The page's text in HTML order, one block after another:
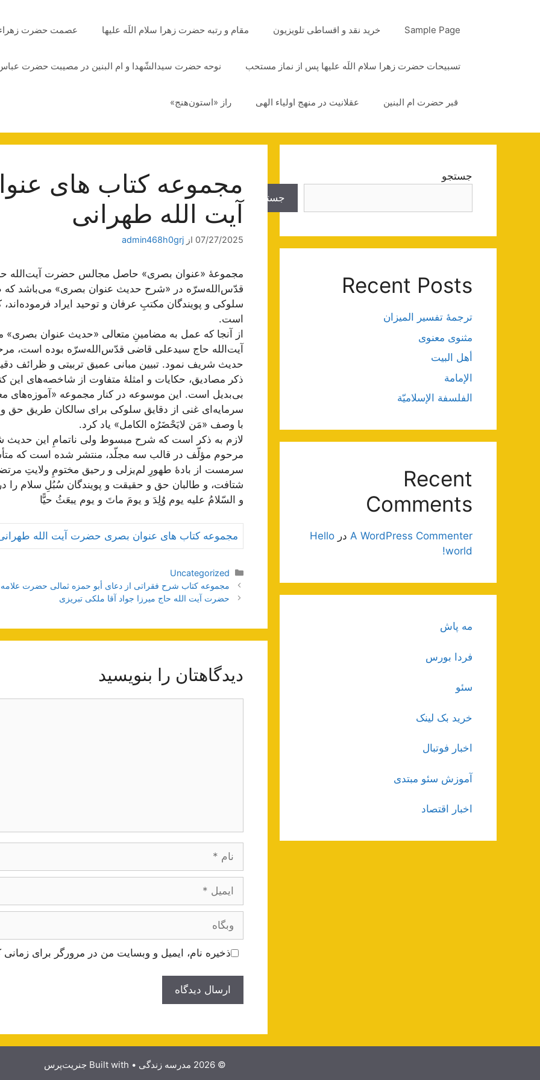
Sample Page خرید نقد و اقساطی تلویزیون مقام و رتبه حضرت زهرا سلام اللَه علیها عصمت حضرت زهراء
تسبیحات حضرت زهرا سلام اللَه علیها پس از نماز مستحب نوحه حضرت سیدالشّهدا و ام البنین در مصیبت حضرت عباس
قبر حضرت ام البنین عقلانیت در منهج اولیاء الهی راز «استون‌هنج»
مجموعه کتاب های
آیت الله طهرانی
07/27/2025 از admin468h0grj
مجموعۀ «عنوان بصری» حاصل مجالس حضرت آیت‌الله
قدّس‌الله‌سرّه در «شرح حدیث عنوان بصری» می‌باشد که
سلوکی و پویندگان مکتبِ عرفان و توحید ایراد
است.
از آنجا که عمل به مضامینِ متعالی «حدیث عنوان
آیت‌الله حاج سید‌علی قاضی قدّس‌الله‌سرّه بوده‌ است،
حدیث شریف نمود. تبیین مبانی عمیق تربیتی و ظرائف
ذکر مصادیق، حکایات و امثلۀ متفاوت از شاخصه‌های
بی‌بدیل است. این موسوعه در کنار مجموعه «آموزه‌های
سرمایه‌ای غنی از دقایق سلوکی برای سالکان طریق حق و
با وصف «مَن لایَحْضَرُه الکامل» یاد کرد.
لازم به ذکر است که شرح مبسوط ولی ناتمامِ این حدیث
مرحوم‌ مؤلّف در قالب سه مجلّد، منتشر شده است که
سرمست از بادۀ طهورِ لم‌یزلی و رحیق مختومِ ولایتِ
شتافت، و طالبان حق و حقیقت و پویندگان سُبُلِ سلام
و السّلامُ‏ عليه‏ يوم‏ وُلِدَ و يومَ ماتَ و يوم يبعَثُ حيًّا
مجموعه کتاب های عنوان بصری حضرت آیت الله
دسته‌ها
Uncategorized
ناوبری
نوشته‌ها
مجموعه کتاب شرح فقراتی از دعای أبو حمزه ثمالی حضرت
حضرت آیت الله حاج ميرزا جواد آقا ملكى تبريزى
دیدگاهتان را بنویسید
وبگاه
ذخیره نام، ایمیل و وبسایت من در مرورگر برای
جستجو
جستجو
Recent Posts
ترجمۀ تفسیر المیزان
مثنوی معنوی
أهل البيت
الإمامة
الفلسفة الإسلاميّة
Recent
Comments
A WordPress Commenter در Hello
world!
مه پاش
فردا بورس
سئو
خرید بک لینک
اخبار فوتبال
آموزش سئو مبتدی
اخبار اقتصاد
© 2026 مدرسه زندگی • Built with جنریت‌پرس